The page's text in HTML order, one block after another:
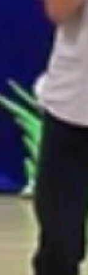
услуг Минюста
правовой помощи
пункты
ценностей, прав
семей, прав
а также
Также
детей
школах, детских
учреждениях
учреждения
исполняющие
лишения свободы —
Департамента,